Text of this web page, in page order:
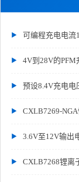
可编程充电电流
4V到28V的
预设8.4V充电电
CXLB7269-
3.6V至12V输出
CXLB7268锂离